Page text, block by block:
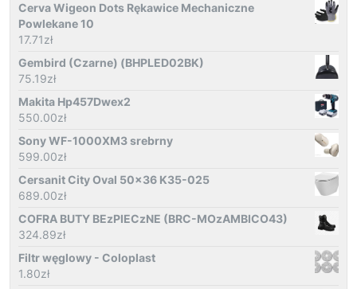
Cerva Wigeon Dots Rękawice Mechaniczne
Powlekane 10
17.71zł
Gembird (Czarne) (BHPLED02BK)
75.19zł
Makita Hp457Dwex2
550.00zł
Sony WF-1000XM3 srebrny
599.00zł
Cersanit City Oval 50x36 K35-025
689.00zł
COFRA BUTY BEzPIECzNE (BRC-MOzAMBICO43)
324.89zł
Filtr węglowy - Coloplast
1.80zł